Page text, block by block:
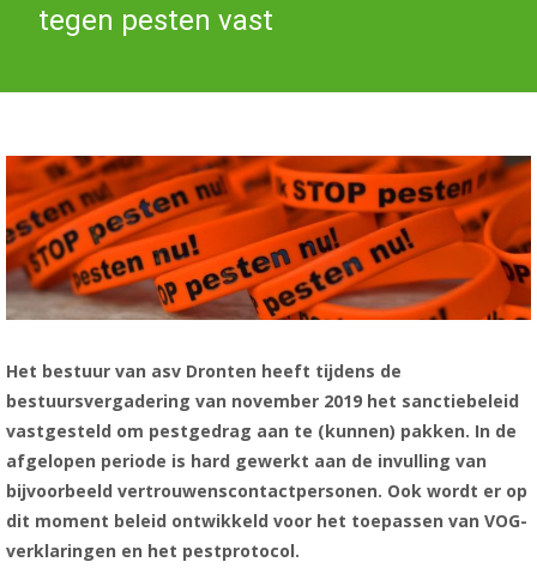
tegen pesten vast
Het bestuur van asv Dronten heeft tijdens de
bestuursvergadering van november 2019 het sanctiebeleid
vastgesteld om pestgedrag aan te (kunnen) pakken. In de
afgelopen periode is hard gewerkt aan de invulling van
bijvoorbeeld vertrouwenscontactpersonen. Ook wordt er op
dit moment beleid ontwikkeld voor het toepassen van VOG-
verklaringen en het pestprotocol.